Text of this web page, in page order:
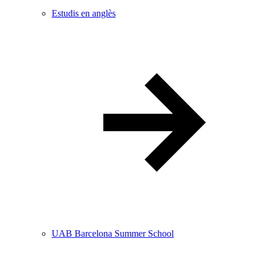
Estudis en anglès
UAB Barcelona Summer School